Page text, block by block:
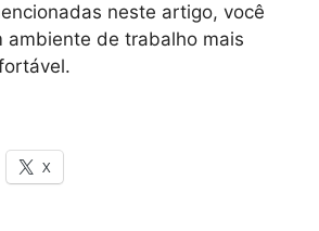
neste artigo, você
ambiente de trabalho mais
X